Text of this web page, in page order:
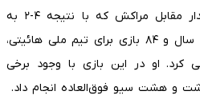
به گزارش ایلنا، پلاسید در دیدار مقابل مراکش که با نتیجه ۴-۲ به
پایان رسید، پس از بیش از ۱۵ سال و ۸۴ بازی برای تیم ملی هائیتی،
کرد. او در این بازی با وجود برخی
و هشت سیو فوق‌العاده انجام داد.